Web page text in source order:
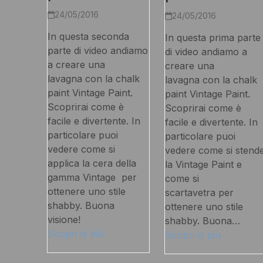
24/05/2016
In questa seconda
parte di video andiamo
a creare una
lavagna con la chalk
paint Vintage Paint.
Scoprirai come è
facile e divertente. In
particolare puoi
vedere come si
applica la cera della
gamma Vintage per
ottenere uno stile
shabby. Buona
visione!
Scopri di più
24/05/2016
In questa prima parte
di video andiamo a
creare una
lavagna con la chalk
paint Vintage Paint.
Scoprirai come è
facile e divertente. In
particolare puoi
vedere come si
la Vintage Paint e
come si
scartavetra per
ottenere uno stile
shabby. Buona…
Scopri di più